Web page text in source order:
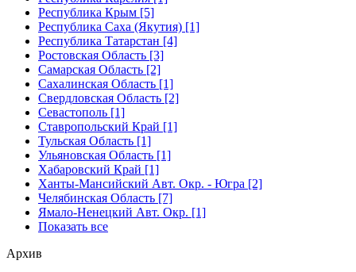
Республика Крым [5]
Республика Саха (Якутия) [1]
Республика Татарстан [4]
Ростовская Область [3]
Самарская Область [2]
Сахалинская Область [1]
Свердловская Область [2]
Севастополь [1]
Ставропольский Край [1]
Тульская Область [1]
Ульяновская Область [1]
Хабаровский Край [1]
Ханты-Мансийский Авт. Окр. - Югра [2]
Челябинская Область [7]
Ямало-Ненецкий Авт. Окр. [1]
Показать все
Архив